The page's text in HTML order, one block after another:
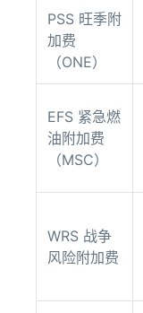
PSS 旺季附
加费
（ONE）
EFS 紧急燃
油附加费
（MSC）
WRS 战争
风险附加费